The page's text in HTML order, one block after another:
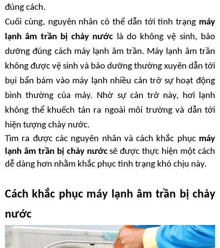
đúng cách.
Cuối cùng, nguyên nhân có thể dẫn tới tình trạng máy
lạnh âm trần bị chảy nước là do không vệ sinh, bảo
dưỡng đúng cách máy lạnh âm trần. Máy lạnh âm trần
không được vệ sinh và bảo dưỡng thường xuyên dẫn tới
bụi bẩn bám vào máy lạnh nhiều cản trở sự hoạt động
bình thường của máy. Nhờ sự cản trở này, hơi lạnh
không thể khuếch tán ra ngoài môi trường và dẫn tới
hiện tượng chảy nước.
Tìm ra được các nguyên nhân và cách khắc phục máy
lạnh âm trần bị chảy nước sẽ được thực hiện một cách
dễ dàng hơn nhằm khắc phục tình trạng khó chịu này.
Cách khắc phục máy lạnh âm trần bị chảy
nước